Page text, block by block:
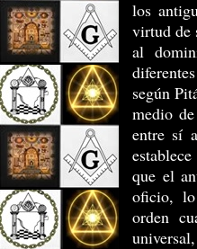
los
virtud de
al
según
medio
entre sí
que el
oficio, lo
orden